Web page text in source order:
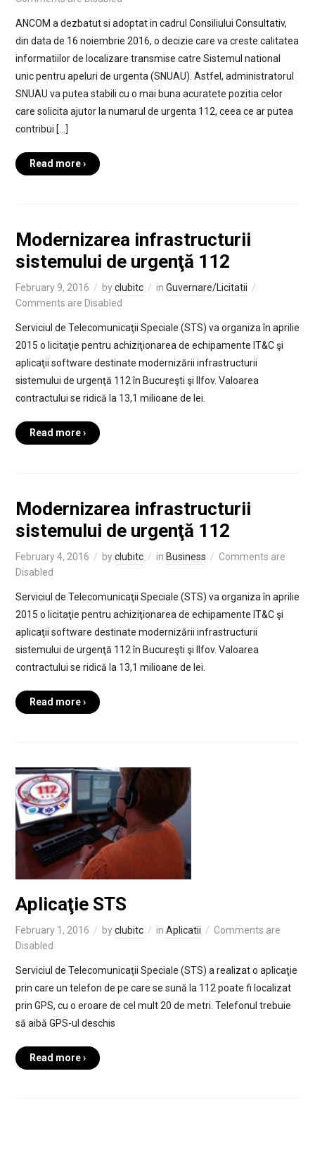
ANCOM a dezbatut si adoptat in cadrul Consiliului Consultativ,
din data de 16 noiembrie 2016, o decizie care va creste calitatea
informatiilor de localizare transmise catre Sistemul national
unic pentru apeluri de urgenta (SNUAU). Astfel, administratorul
SNUAU va putea stabili cu o mai buna acuratete pozitia celor
care solicita ajutor la numarul de urgenta 112, ceea ce ar putea
contribui […]
Read more ›
Modernizarea infrastructurii
sistemului de urgenţă 112
February 9, 2016 byclubitc in Guvernare/Licitatii
Comments are Disabled
Serviciul de Telecomunicaţii Speciale (STS) va organiza în aprilie
2015 o licitaţie pentru achiziţionarea de echipamente IT&C şi
aplicaţii software destinate modernizării infrastructurii
sistemului de urgenţă 112 în Bucureşti şi Ilfov. Valoarea
contractului se ridică la 13,1 milioane de lei.
Read more ›
Modernizarea infrastructurii
sistemului de urgenţă 112
February 4, 2016 byclubitc in Business
Comments are
Disabled
Serviciul de Telecomunicaţii Speciale (STS) va organiza în aprilie
2015 o licitaţie pentru achiziţionarea de echipamente IT&C şi
aplicaţii software destinate modernizării infrastructurii
sistemului de urgenţă 112 în Bucureşti şi Ilfov. Valoarea
contractului se ridică la 13,1 milioane de lei.
Read more ›
Aplicaţie STS
February 1, 2016 byclubitc in Aplicatii
Comments are
Disabled
Serviciul de Telecomunicaţii Speciale (STS) a realizat o aplicaţie
prin care un telefon de pe care se sună la 112 poate fi localizat
prin GPS, cu o eroare de cel mult 20 de metri. Telefonul trebuie
să aibă GPS-ul deschis
Read more ›